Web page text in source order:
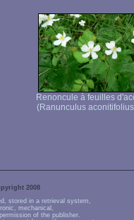
Renoncule à feuilles
(Ranunculus
2008
stored in a retrieval system,
mechanical,
of the publisher.